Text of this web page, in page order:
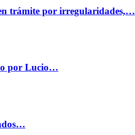
trámite por irregularidades,…
por Lucio…